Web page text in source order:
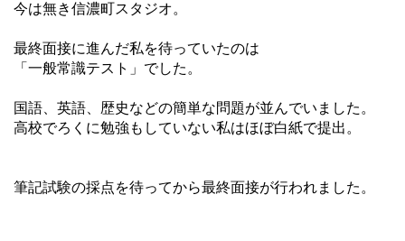
今は無き信濃町スタジオ。
最終面接に進んだ私を待っていたのは
「一般常識テスト」でした。
国語、英語、歴史などの簡単な問題が並んでいました。
高校でろくに勉強もしていない私はほぼ白紙で提出。
筆記試験の採点を待ってから最終面接が行われました。